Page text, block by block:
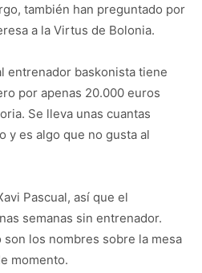
también han preguntado por
a la Virtus de Bolonia.
entrenador baskonista tiene
por apenas 20.000 euros
Se lleva unas cuantas
y es algo que no gusta al
Pascual, así que el
semanas sin entrenador.
son los nombres sobre la mesa
momento.